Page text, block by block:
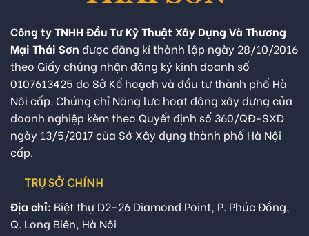
Công ty TNHH Đầu Tư Kỹ Thuật Xây Dựng Và Thương
Mại Thái Sơn được đăng kí thành lập ngày 28/10/2016
theo Giấy chứng nhận đăng ký kinh doanh số
0107613425 do Sở Kế hoạch và đầu tư thành phố Hà
Nội cấp. Chứng chỉ Năng lực hoạt động xây dựng của
doanh nghiệp kèm theo Quyết định số 360/QĐ-SXD
ngày 13/5/2017 của Sở Xây dựng thành phố Hà Nội
cấp.
TRỤ SỞ CHÍNH
Địa chỉ: Biệt thự D2-26 Diamond Point, P. Phúc Đồng,
Q. Long Biên, Hà Nội